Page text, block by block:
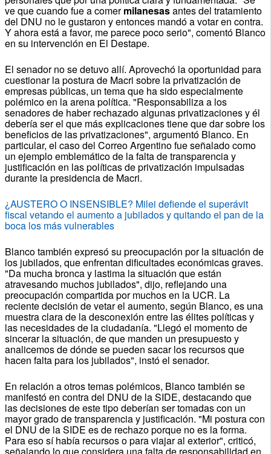
ve que cuando fue a comermilanesasantes del tratamiento
del DNU no le gustaron y entonces mandó a votar en contra.
Y ahora está a favor, me parece poco serio", comentó Blanco
en su intervención en El Destape.
El senador no se detuvo allí. Aprovechó la oportunidad para
cuestionar la postura de Macri sobre la privatización de
empresas públicas, un tema que ha sido especialmente
polémico en la arena política. "Responsabiliza a los
senadores de haber rechazado algunas privatizaciones y él
debería ser el que más explicaciones tiene que dar sobre los
beneficios de las privatizaciones", argumentó Blanco. En
particular, el caso del Correo Argentino fue señalado como
un ejemplo emblemático de la falta de transparencia y
justificación en las políticas de privatización impulsadas
durante la presidencia de Macri.
¿AUSTERO O INSENSIBLE? Milei defiende el superávit
fiscal vetando el aumento a jubilados y quitando el pan de la
boca los más vulnerables
Blanco también expresó su preocupación por la situación de
los jubilados, que enfrentan dificultades económicas graves.
"Da mucha bronca y lastima la situación que están
atravesando muchos jubilados", dijo, reflejando una
preocupación compartida por muchos en la UCR. La
reciente decisión de vetar el aumento, según Blanco, es una
muestra clara de la desconexión entre las élites políticas y
las necesidades de la ciudadanía. "Llegó el momento de
sincerar la situación, de que manden un presupuesto y
analicemos de dónde se pueden sacar los recursos que
hacen falta para los jubilados", instó el senador.
En relación a otros temas polémicos, Blanco también se
manifestó en contra del DNU de la SIDE, destacando que
las decisiones de este tipo deberían ser tomadas con un
mayor grado de transparencia y justificación. "Mi postura con
el DNU de la SIDE es de rechazo porque no es la forma.
Para eso sí había recursos o para viajar al exterior", criticó,